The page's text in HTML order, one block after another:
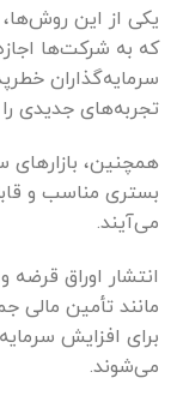
یکی از این
که به شرکت‌ها
سرمایه‌گذاران
تجربه‌های جدیدی را
همچنین، بازارهای
بستری مناسب و
می‌آیند.
انتشار اوراق
مانند تأمین مالی
برای افزایش
می‌شوند.